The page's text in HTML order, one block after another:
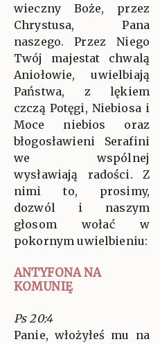
wieczny Boże, przez
Chrystusa, Pana
naszego. Przez Niego
Twój majestat chwalą
Aniołowie, uwielbiają
Państwa, z lękiem
czczą Potęgi, Niebiosa i
Moce niebios oraz
błogosławieni Serafini
we wspólnej
wysławiają radości. Z
nimi to, prosimy,
dozwól i naszym
głosom wołać w
pokornym uwielbieniu:
ANTYFONA NA
KOMUNIĘ
Ps 20:4
Panie, włożyłeś mu na